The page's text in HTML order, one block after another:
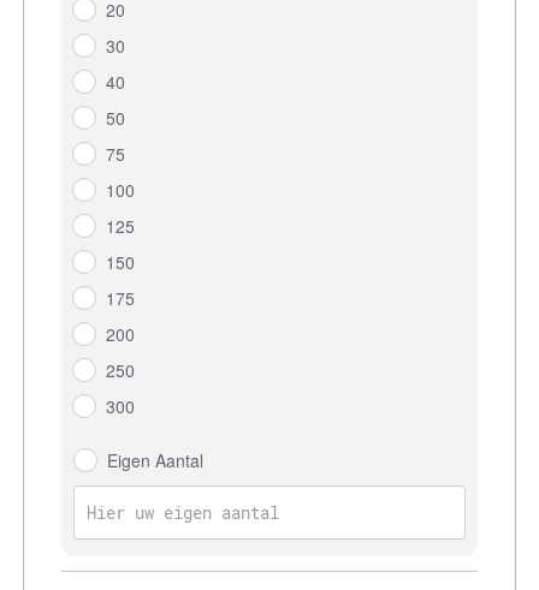
20
30
40
50
75
100
125
150
175
200
250
300
Eigen Aantal